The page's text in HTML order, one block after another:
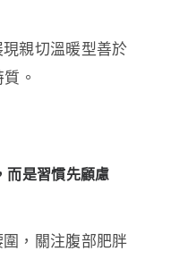
而是習慣先顧慮